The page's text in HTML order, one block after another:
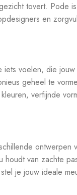
tovert. Pode
en
voelen, die
geheel te
verfijnde
van zachte
je jouw ideale